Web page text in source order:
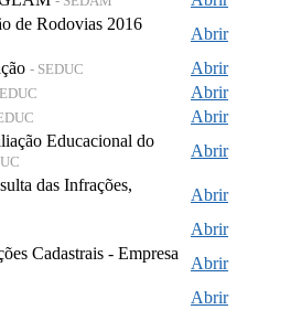
de Rodovias 2016
Abrir
- SEDUC
Abrir
Abrir
Abrir
Educacional do
Abrir
das Infrações,
Abrir
Abrir
Cadastrais - Empresa
Abrir
Abrir